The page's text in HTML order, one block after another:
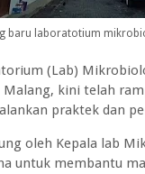
baru laboratotium
(Lab)
kini telah
praktek dan
oleh Kepala lab
untuk membantu